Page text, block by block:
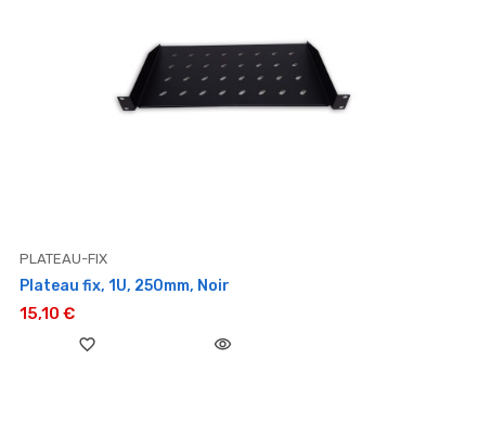
PLATEAU-FIX
Plateau fix, 1U, 250mm, Noir
15,10 €
favorite_border visibility